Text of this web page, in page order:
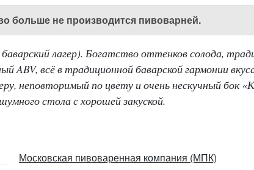
больше не производится пивоварней.
лагер). Богатство оттенков солода,
ABV, всё в традиционной баварской гармонии
неповторимый по цвету и очень нескучный бок
стола с хорошей закуской.
Московская пивоваренная компания (МПК)